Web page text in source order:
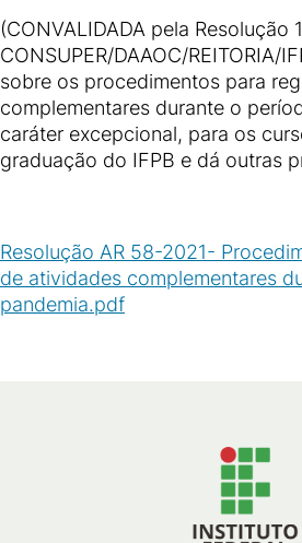
(CONVALIDADA pela Resolução
CONSUPER/DAAOC/REITORIA/
sobre os procedimentos para
complementares durante o
caráter excepcional, para os
graduação do IFPB e dá outras
Resolução AR 58-2021-
de atividades complementares
pandemia.pdf